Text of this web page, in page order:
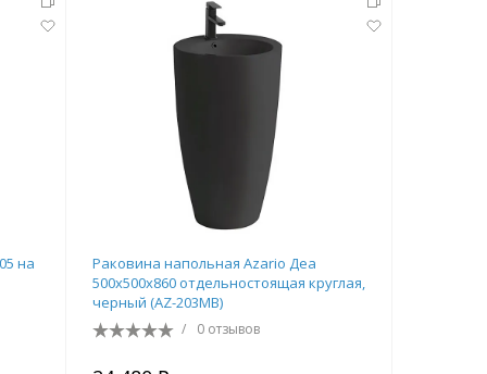
на
Раковина напольная Azario Деа
500х500х860 отдельностоящая круглая,
черный (AZ-203MB)
/ 0 отзывов